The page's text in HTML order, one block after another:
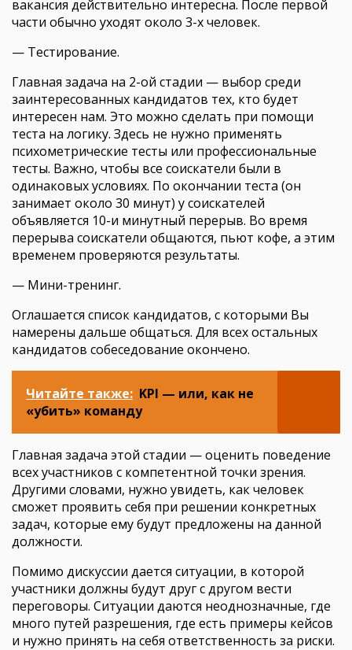
вакансия действительно интересна. После первой
части обычно уходят около 3-х человек.
— Тестирование.
Главная задача на 2-ой стадии — выбор среди
заинтересованных кандидатов тех, кто будет
интересен нам. Это можно сделать при помощи
теста на логику. Здесь не нужно применять
психометрические тесты или профессиональные
тесты. Важно, чтобы все соискатели были в
одинаковых условиях. По окончании теста (он
занимает около 30 минут) у соискателей
объявляется 10-и минутный перерыв. Во время
перерыва соискатели общаются, пьют кофе, а этим
временем проверяются результаты.
— Мини-тренинг.
Оглашается список кандидатов, с которыми Вы
намерены дальше общаться. Для всех остальных
кандидатов собеседование окончено.
Читайте также: KPI — или, как не
«убить» команду
Главная задача этой стадии — оценить поведение
всех участников с компетентной точки зрения.
Другими словами, нужно увидеть, как человек
сможет проявить себя при решении конкретных
задач, которые ему будут предложены на данной
должности.
Помимо дискуссии дается ситуации, в которой
участники должны будут друг с другом вести
переговоры. Ситуации даются неоднозначные, где
много путей разрешения, где есть примеры кейсов
и нужно принять на себя ответственность за риски.